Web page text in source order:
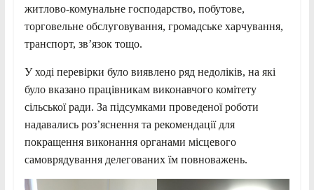
житлово-комунальне господарство, побутове,
торговельне обслуговування, громадське харчування,
транспорт, зв’язок тощо.
У ході перевірки було виявлено ряд недоліків, на які
було вказано працівникам виконавчого комітету
сільської ради. За підсумками проведеної роботи
надавались роз’яснення та рекомендації для
покращення виконання органами місцевого
самоврядування делегованих їм повноважень.